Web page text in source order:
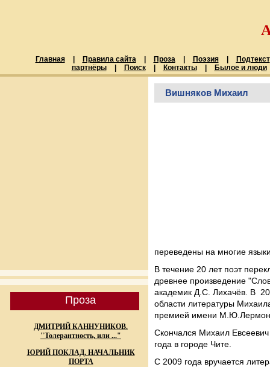
Главная Правила сайта Проза Поэзия
Подтекст
партнёры
Поиск Контакты Былое и люди
Проза
ДМИТРИЙ КАННУНИКОВ.
"Толерантность, или ..."
ЮРИЙ ПОКЛАД. НАЧАЛЬНИК
ПОРТА
Вишняков Михаил
переведены на многие
В течение 20 лет поэт
древнее произведение
академик Д.С. Лихачёв. В
области литературы
премией имени
Скончался Михаил
года в городе Чите.
С 2009 года вручается